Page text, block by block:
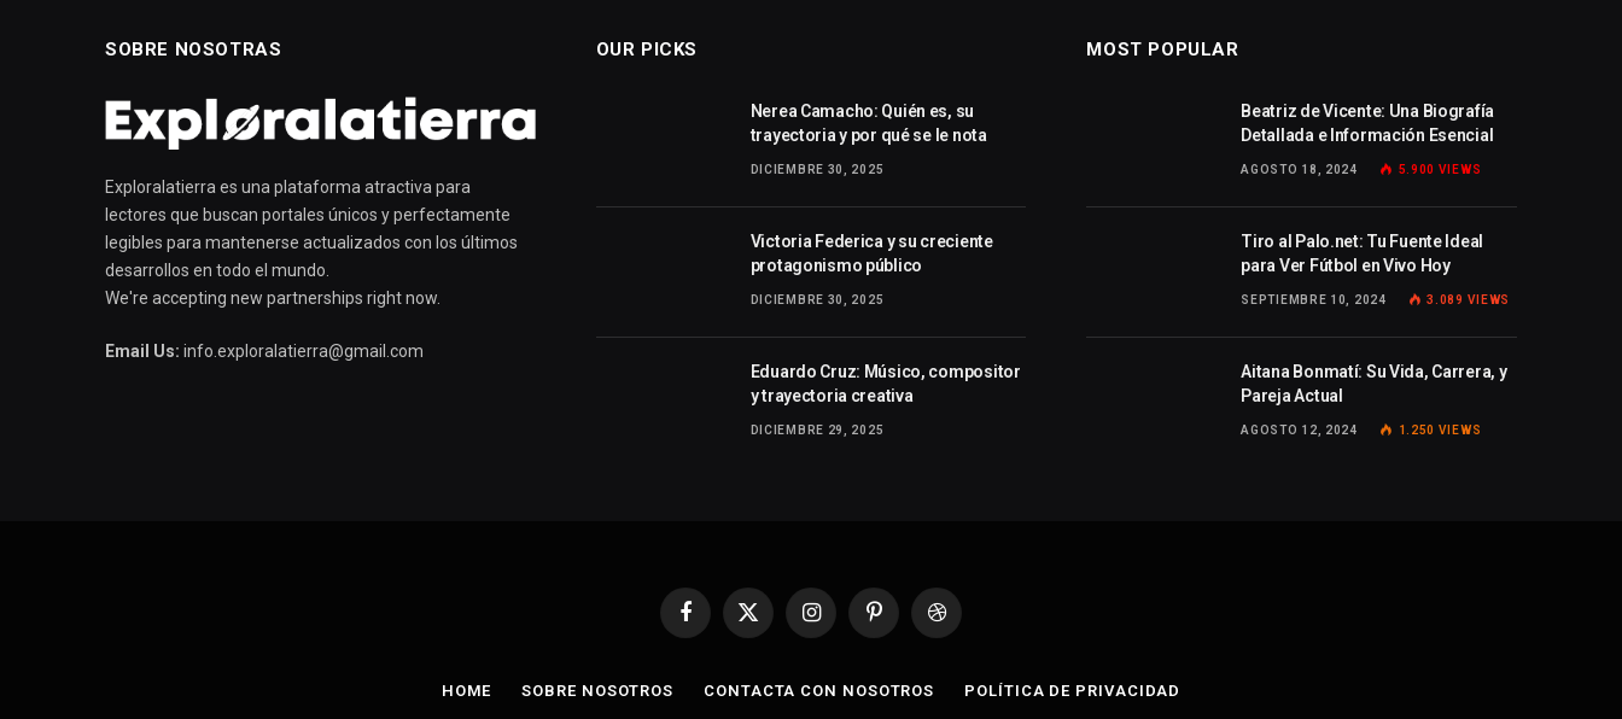
SOBRE NOSOTRAS
Exploralatierra es una plataforma atractiva para
lectores que buscan portales únicos y perfectamente
legibles para mantenerse actualizados con los últimos
desarrollos en todo el mundo.
We're accepting new partnerships right now.
Email Us: info.exploralatierra@gmail.com
OUR PICKS
Nerea Camacho: Quién es, su
trayectoria y por qué se le nota
DICIEMBRE 30, 2025
Victoria Federica y su creciente
protagonismo público
DICIEMBRE 30, 2025
Eduardo Cruz: Músico, compositor
y trayectoria creativa
DICIEMBRE 29, 2025
MOST POPULAR
Beatriz de Vicente: Una Biografía
Detallada e Información Esencial
AGOSTO 18, 2024 5.900 VIEWS
Tiro al Palo.net: Tu Fuente Ideal
para Ver Fútbol en Vivo Hoy
SEPTIEMBRE 10, 2024 3.089 VIEWS
Aitana Bonmatí: Su Vida, Carrera, y
Pareja Actual
AGOSTO 12, 2024 1.250 VIEWS
Facebook
X
InstagramPinterestDribbble
HOME SOBRE NOSOTROS CONTACTA CON NOSOTROS POLÍTICA DE PRIVACIDAD